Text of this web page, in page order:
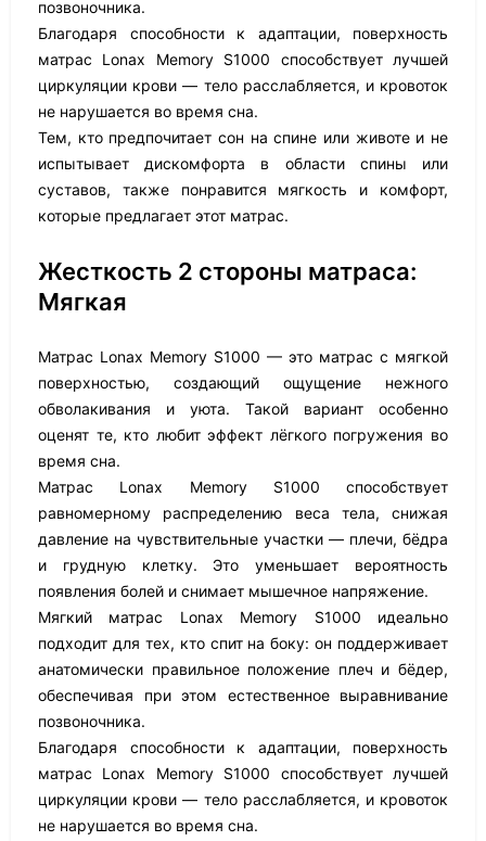
позвоночника.
Благодаря способности к адаптации, поверхность
матрас Lonax Memory S1000 способствует лучшей
циркуляции крови — тело расслабляется, и кровоток
не нарушается во время сна.
Тем, кто предпочитает сон на спине или животе и не
испытывает дискомфорта в области спины или
суставов, также понравится мягкость и комфорт,
которые предлагает этот матрас.
Жесткость 2 стороны матраса:
Мягкая
Матрас Lonax Memory S1000 — это матрас с мягкой
поверхностью, создающий ощущение нежного
обволакивания и уюта. Такой вариант особенно
оценят те, кто любит эффект лёгкого погружения во
время сна.
Матрас Lonax Memory S1000 способствует
равномерному распределению веса тела, снижая
давление на чувствительные участки — плечи, бёдра
и грудную клетку. Это уменьшает вероятность
появления болей и снимает мышечное напряжение.
Мягкий матрас Lonax Memory S1000 идеально
подходит для тех, кто спит на боку: он поддерживает
анатомически правильное положение плеч и бёдер,
обеспечивая при этом естественное выравнивание
позвоночника.
Благодаря способности к адаптации, поверхность
матрас Lonax Memory S1000 способствует лучшей
циркуляции крови — тело расслабляется, и кровоток
не нарушается во время сна.